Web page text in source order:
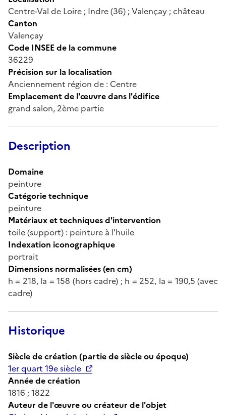
Centre-Val de Loire ; Indre (36) ; Valençay ; château
Canton
Valençay
Code INSEE de la commune
36229
Précision sur la localisation
Anciennement région de : Centre
Emplacement de l'œuvre dans l'édifice
grand salon, 2ème partie
Description
Domaine
peinture
Catégorie technique
peinture
Matériaux et techniques d'intervention
toile (support) : peinture à l'huile
Indexation iconographique
portrait
Dimensions normalisées (en cm)
h = 218, la = 158 (hors cadre) ; h = 252, la = 190,5 (avec
cadre)
Historique
Siècle de création (partie de siècle ou époque)
1er quart 19e siècle
Année de création
1816 ; 1822
Auteur de l'œuvre ou créateur de l'objet